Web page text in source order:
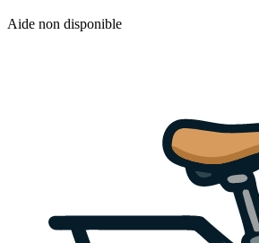
Aide non disponible